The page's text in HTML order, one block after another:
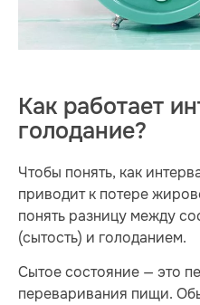
Как работает
голодание?
Чтобы понять, как
приводит к потере
понять разницу между
(сытость) и голоданием.
Сытое состояние — это
переваривания пищи.